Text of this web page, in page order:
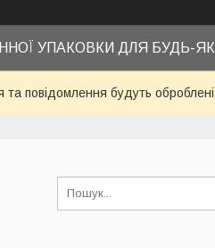
УПАКОВКИ ДЛЯ БУДЬ-
та повідомлення будуть